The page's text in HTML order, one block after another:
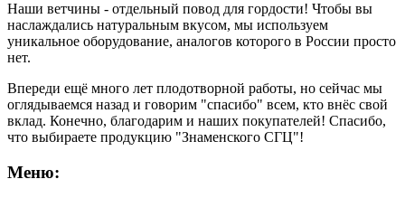
Наши ветчины - отдельный повод для гордости! Чтобы вы
наслаждались натуральным вкусом, мы используем
уникальное оборудование, аналогов которого в России просто
нет.
Впереди ещё много лет плодотворной работы, но сейчас мы
оглядываемся назад и говорим "спасибо" всем, кто внёс свой
вклад. Конечно, благодарим и наших покупателей! Спасибо,
что выбираете продукцию "Знаменского СГЦ"!
Меню: